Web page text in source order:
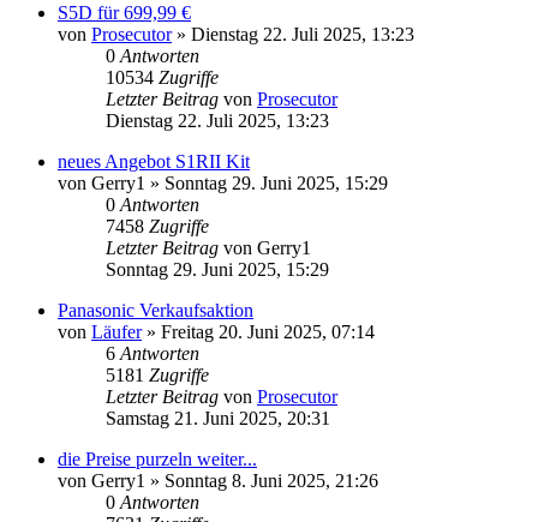
S5D für 699,99 €
von Prosecutor» Dienstag 22. Juli 2025, 13:23
0 Antworten
10534 Zugriffe
Letzter Beitrag von Prosecutor
Dienstag 22. Juli 2025, 13:23
neues Angebot S1RII Kit
von Gerry1 » Sonntag 29. Juni 2025, 15:29
0 Antworten
7458 Zugriffe
Letzter Beitrag von Gerry1
Sonntag 29. Juni 2025, 15:29
Panasonic Verkaufsaktion
von Läufer» Freitag 20. Juni 2025, 07:14
6 Antworten
5181 Zugriffe
Letzter Beitrag von Prosecutor
Samstag 21. Juni 2025, 20:31
die Preise purzeln weiter...
von Gerry1 » Sonntag 8. Juni 2025, 21:26
0 Antworten